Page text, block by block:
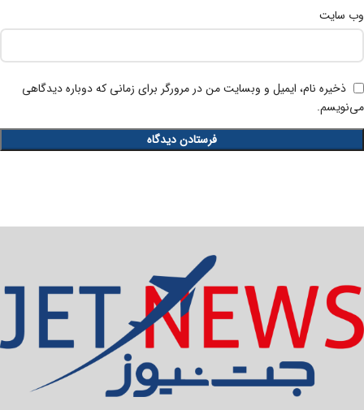
وب‌ سایت
ذخیره نام، ایمیل و وبسایت من در مرورگر برای زمانی که دوباره دیدگاهی
می‌نویسم.